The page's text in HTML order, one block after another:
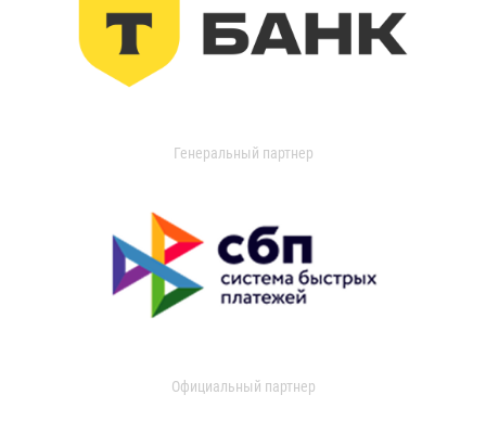
Генеральный партнер
Официальный партнер